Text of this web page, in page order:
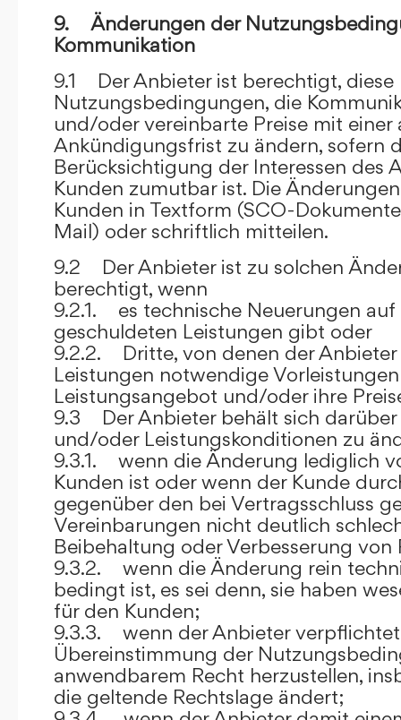
9. Änderungen der
Kommunikation
9.1 Der Anbieter ist berechtigt, diese
Nutzungsbedingungen, die
und/oder vereinbarte Preise mit einer
Ankündigungsfrist zu ändern, sofern
Berücksichtigung der Interessen des
Kunden zumutbar ist. Die
Kunden in Textform (SCO-
Mail) oder schriftlich mitteilen.
9.2 Der Anbieter ist zu solchen
berechtigt, wenn
9.2.1. es technische Neuerungen
geschuldeten Leistungen gibt oder
9.2.2. Dritte, von denen der Anbieter
Leistungen notwendige
Leistungsangebot und/oder ihre
9.3 Der Anbieter behält sich darüber
und/oder Leistungskonditionen zu
9.3.1. wenn die Änderung lediglich
Kunden ist oder wenn der Kunde
gegenüber den bei Vertragsschluss
Vereinbarungen nicht deutlich
Beibehaltung oder Verbesserung
9.3.2. wenn die Änderung rein
bedingt ist, es sei denn, sie haben
für den Kunden;
9.3.3. wenn der Anbieter verpflichtet
Übereinstimmung der
anwendbarem Recht herzustellen,
die geltende Rechtslage ändert;